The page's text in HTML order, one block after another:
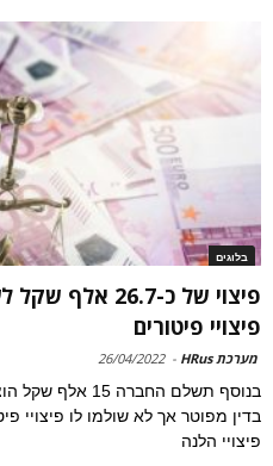
בלוגים
פיצוי של כ-26.7
פיצויי פיטורים
מערכת HRus -
26/04/2022
בנוסף תשלם
בדין מפוטר אך לא שולמו לו פיצויי
פיצויי הלנה